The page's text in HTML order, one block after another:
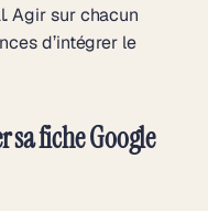
Agir sur chacun
d’intégrer le
sa fiche Google